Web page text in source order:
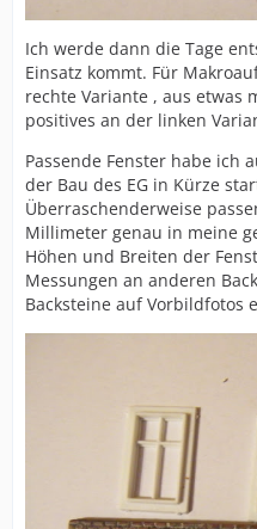
Ich werde dann die Tage
Einsatz kommt. Für
rechte Variante , aus etwas
positives an der linken
Passende Fenster habe ich
der Bau des EG in Kürze
Überraschenderweise
Millimeter genau in meine
Höhen und Breiten der
Messungen an anderen
Backsteine auf Vorbildfotos